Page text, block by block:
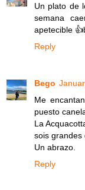
Un plato de
semana
apetecible
Reply
Bego
Me
puesto
La
sois grandes
Un abrazo.
Reply